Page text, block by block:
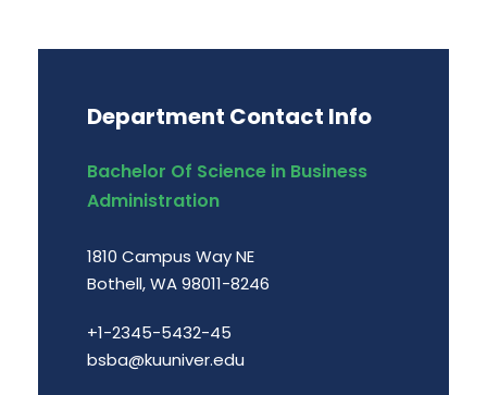
Department Contact Info
Bachelor Of Science in Business
Administration
1810 Campus Way NE
Bothell, WA 98011-8246
+1-2345-5432-45
bsba@kuuniver.edu